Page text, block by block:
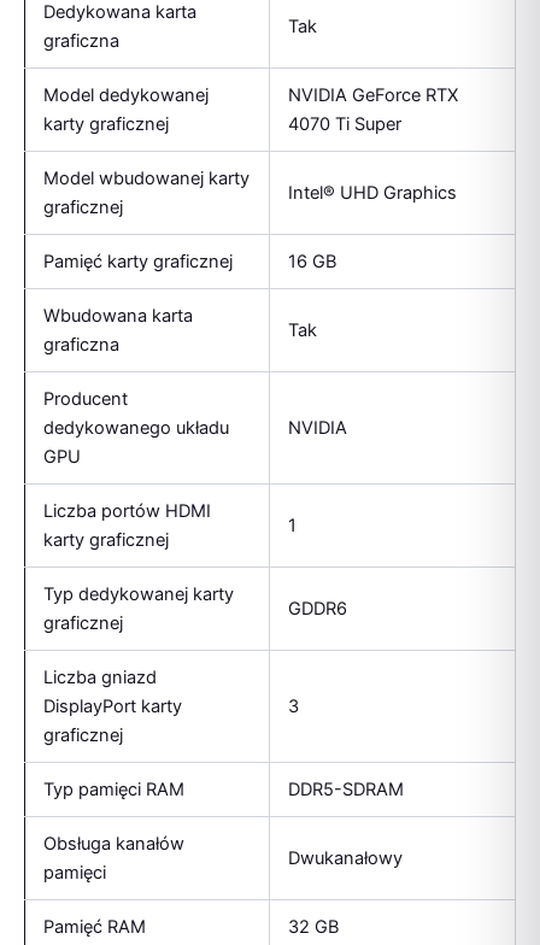
Dedykowana karta
graficzna
Tak
Model dedykowanej
karty graficznej
NVIDIA GeForce RTX
4070 Ti Super
Model wbudowanej karty
graficznej
Intel® UHD Graphics
Pamięć karty graficznej 16 GB
Wbudowana karta
graficzna
Tak
Producent
dedykowanego układu
GPU
NVIDIA
Liczba portów HDMI
karty graficznej
1
Typ dedykowanej karty
graficznej
GDDR6
Liczba gniazd
DisplayPort karty
graficznej
3
Typ pamięci RAM DDR5-SDRAM
Obsługa kanałów
pamięci
Dwukanałowy
Pamięć RAM 32 GB